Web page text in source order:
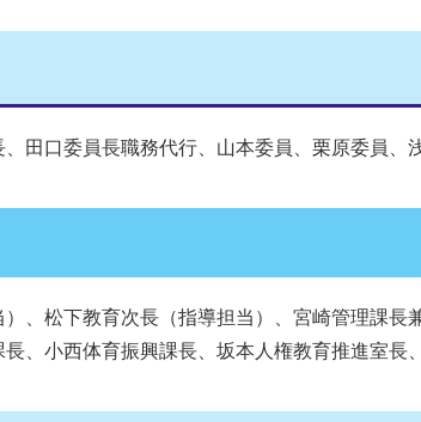
田口委員長職務代行、山本委員、栗原委員、
、松下教育次長（指導担当）、宮崎管理課長
、小西体育振興課長、坂本人権教育推進室長